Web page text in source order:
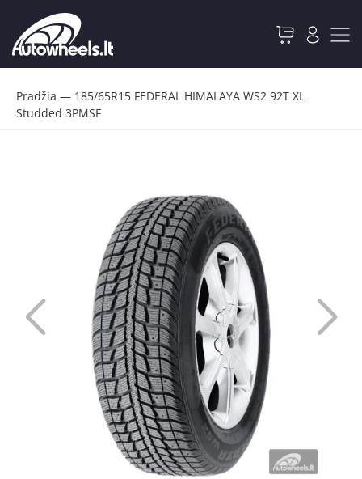
Pradžia — 185/65R15 FEDERAL HIMALAYA WS2 92T XL
Studded 3PMSF